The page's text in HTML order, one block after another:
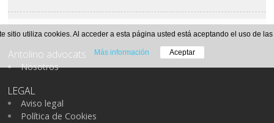
Antolino advocats
Nosotros
LEGAL
Aviso legal
Política de Cookies
sitio utiliza cookies. Al acceder a esta página usted está aceptando el uso de las
Más información Aceptar